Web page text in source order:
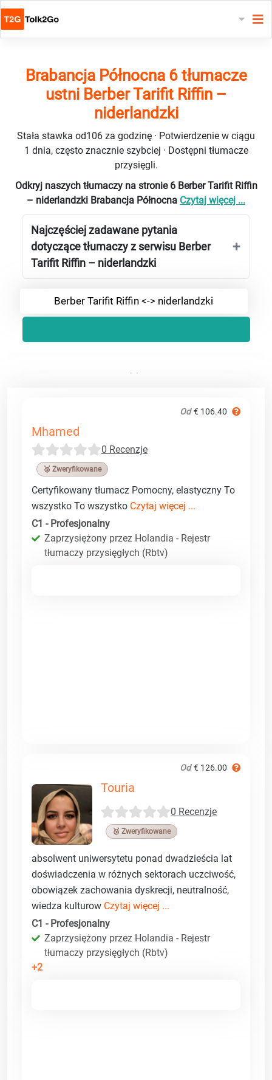
Brabancja Północna 6 tłumacze
ustni Berber Tarifit Riffin –
niderlandzki
Stała stawka od106 za godzinę · Potwierdzenie w ciągu
1 dnia, często znacznie szybciej · Dostępni tłumacze
przysięgli.
Odkryj naszych tłumaczy na stronie 6 Berber Tarifit Riffin
– niderlandzki Brabancja Północna Czytaj więcej ...
Najczęściej zadawane pytania
dotyczące tłumaczy z serwisu Berber
Tarifit Riffin – niderlandzki
Berber Tarifit Riffin <-> niderlandzki
Od € 106.40
Mhamed
0 Recenzje
🥉 Zweryfikowane
Certyfikowany tłumacz Pomocny, elastyczny To
wszystko To wszystko Czytaj więcej ...
C1 - Profesjonalny
Zaprzysiężony przez Holandia - Rejestr
tłumaczy przysięgłych (Rbtv)
Od € 126.00
Touria
0 Recenzje
🥉 Zweryfikowane
absolwent uniwersytetu ponad dwadzieścia lat
doświadczenia w różnych sektorach uczciwość,
obowiązek zachowania dyskrecji, neutralność,
wiedza kulturow Czytaj więcej ...
C1 - Profesjonalny
Zaprzysiężony przez Holandia - Rejestr
tłumaczy przysięgłych (Rbtv)
+2